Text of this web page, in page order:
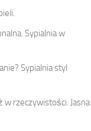
Sypialnia w
Sypialnia styl
w rzeczywistości. Jasna